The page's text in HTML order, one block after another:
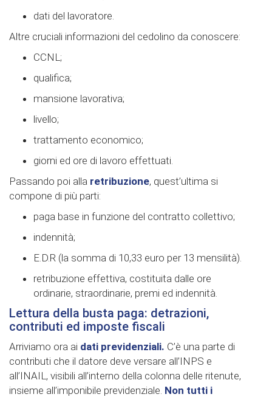
dati del lavoratore.
Altre cruciali informazioni del cedolino da conoscere:
CCNL;
qualifica;
mansione lavorativa;
livello;
trattamento economico;
giorni ed ore di lavoro effettuati.
Passando poi alla retribuzione, quest’ultima si
compone di più parti:
paga base in funzione del contratto collettivo;
indennità;
E.D.R (la somma di 10,33 euro per 13 mensilità).
retribuzione effettiva, costituita dalle ore
ordinarie, straordinarie, premi ed indennità.
Lettura della busta paga: detrazioni,
contributi ed imposte fiscali
Arriviamo ora ai dati previdenziali. C’è una parte di
contributi che il datore deve versare all’INPS e
all’INAIL, visibili all’interno della colonna delle ritenute,
insieme all’imponibile previdenziale. Non tutti i